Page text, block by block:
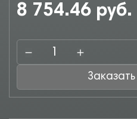
8 754.46 руб.